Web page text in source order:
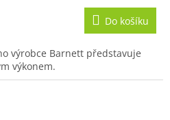
Do košíku
výrobce Barnett představuje
výkonem.